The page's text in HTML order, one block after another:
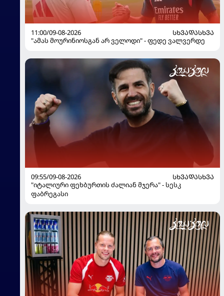
11:00/09-08-2026
ᲡᲮᲕᲐᲓᲐᲡᲮᲕᲐ
"ამას მოურინიოსგან არ ველოდი" - ფედე ვალვერდე
09:55/09-08-2026
ᲡᲮᲕᲐᲓᲐᲡᲮᲕᲐ
"იტალიური ფეხბურთის ძალიან მჯერა" - სესკ
ფაბრეგასი